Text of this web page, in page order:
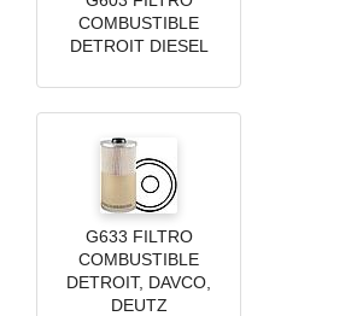
COMBUSTIBLE
DETROIT DIESEL
G633 FILTRO
COMBUSTIBLE
DETROIT, DAVCO,
DEUTZ